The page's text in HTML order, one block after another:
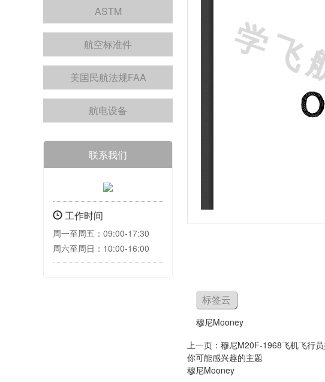
ASTM
航空标准件
美国民航法规FAA
航电设备
联系我们
工作时间
周一至周五：09:00-17:30
周六至周日：10:00-16:00
标签云
穆尼Mooney
上一页： 穆尼M20F-1968飞机飞行
你可能感兴趣的主题
穆尼Mooney